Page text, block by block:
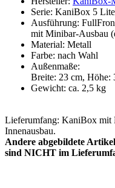
Serie: KaniBox 5
Ausführung:
mit Minibar-Ausbau
Material: Metall
Farbe: nach Wahl
Außenmaße:
Breite: 23 cm, Höhe:
Gewicht: ca. 2,5 kg
Lieferumfang: KaniBox mit
Innenausbau.
Andere abgebildete
sind NICHT im